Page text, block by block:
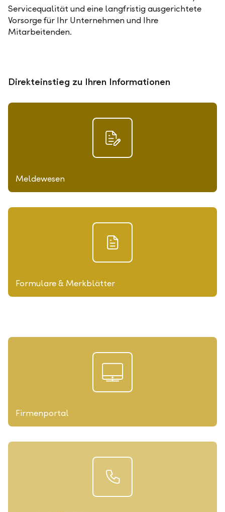
Servicequalität und eine langfristig ausgerichtete
Vorsorge für Ihr Unternehmen und Ihre
Mitarbeitenden.
Direkteinstieg zu Ihren Informationen
Meldewesen
Formulare & Merkblätter
Firmenportal